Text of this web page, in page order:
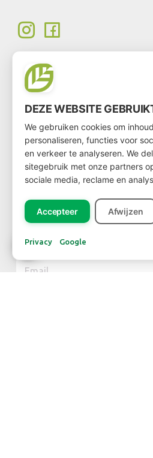
KLANT WORDEN
Wil je klant worden?
Ga dan viadeze linknaar het
DEZE WEBSITE
We gebruiken cookies om
personaliseren, functies voor
en verkeer te analyseren. We
sitegebruik met onze partners
sociale media, reclame en
Accepteer Afwijzen
Privacy Google